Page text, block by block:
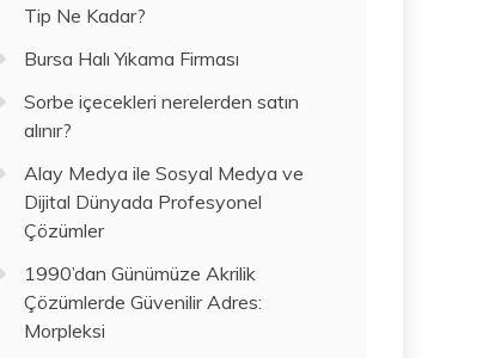
Tip Ne Kadar?
Bursa Halı Yıkama Firması
Sorbe içecekleri nerelerden satın
alınır?
Alay Medya ile Sosyal Medya ve
Dijital Dünyada Profesyonel
Çözümler
1990’dan Günümüze Akrilik
Çözümlerde Güvenilir Adres:
Morpleksi